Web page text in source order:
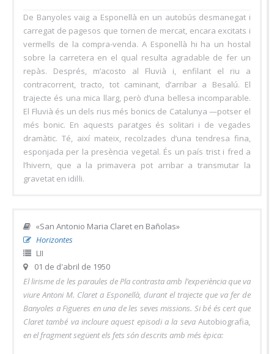
De Banyoles vaig a Esponellà en un autobús desmanegat i
carregat de pagesos que tornen de mercat, encara excitats i
vermells de la compra-venda. A Esponellà hi ha un hostal
sobre la carretera en el qual resulta agradable de fer un
repàs. Després, m’acosto al Fluvià i, enfilant el riu a
contracorrent, tracto, tot caminant, d’arribar a Besalú. El
trajecte és una mica llarg, però d’una bellesa incomparable.
El Fluvià és un dels rius més bonics de Catalunya —potser el
més bonic. En aquests paratges és solitari i de vegades
dramàtic. Té, així mateix, recolzades d’una tendresa fina,
esponjada per la presència vegetal. És un país trist i fred a
l’hivern, que a la primavera pot arribar a transmutar la
gravetat en idil·li.
«San Antonio Maria Claret en Bañolas»
Horizontes
LII
01 de d'abril de 1950
El lirisme de les paraules de Pla contrasta amb l’experiència que va
viure Antoni M. Claret a Esponellà, durant el trajecte que va fer de
Banyoles a Figueres en una de les seves missions. Si bé és cert que
Claret també va incloure aquest episodi a la seva Autobiografia,
en el fragment següent els fets són descrits amb més èpica: